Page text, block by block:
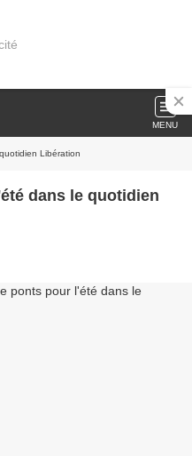
MENU
Libération
dans le quotidien